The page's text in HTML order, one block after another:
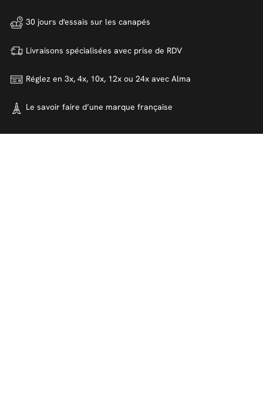
30 jours d'essais sur les canapés
Livraisons spécialisées avec prise de RDV
Réglez en 3x, 4x, 10x, 12x ou 24x avec Alma
Le savoir faire d’une marque française